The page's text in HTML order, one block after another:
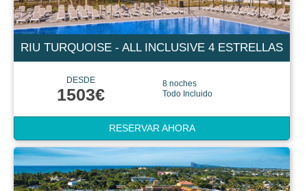
RIU TURQUOISE - ALL INCLUSIVE 4 ESTRELLAS
DESDE
1503€
8 noches
Todo Incluido
RESERVAR AHORA